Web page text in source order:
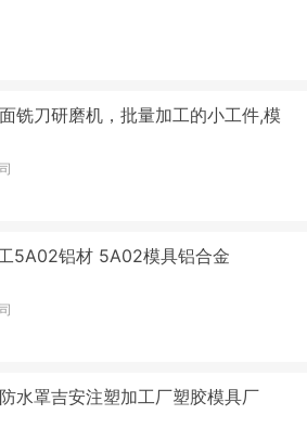
铣刀研磨机，批量加工的小工件,模
5A02铝材 5A02模具铝合金
水罩吉安注塑加工厂塑胶模具厂